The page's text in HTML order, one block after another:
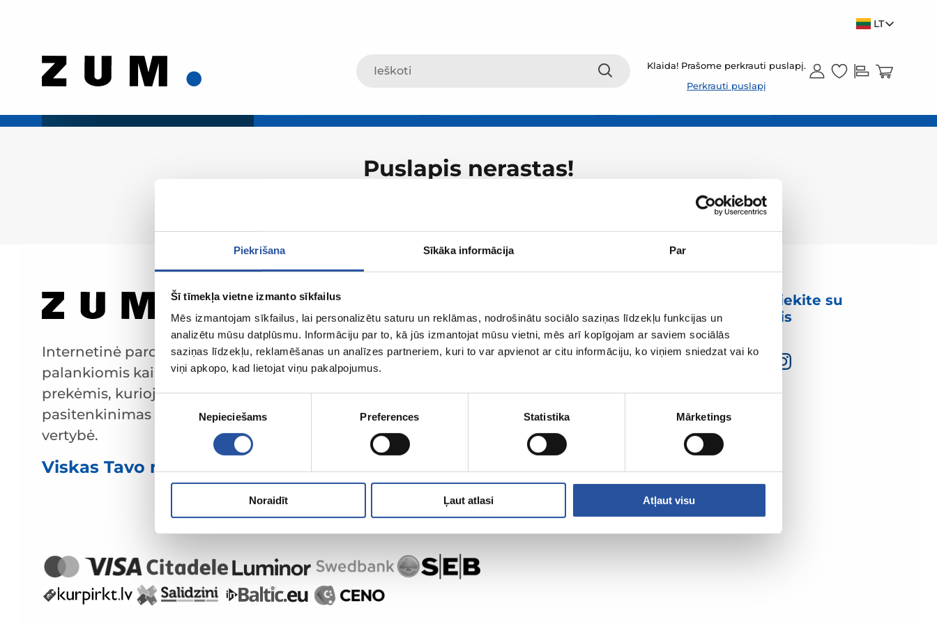
Piekrišana Sīkāka informācija Par
Šī tīmekļa vietne izmanto sīkfailus
Mēs izmantojam sīkfailus, lai personalizētu saturu un reklāmas, nodrošinātu sociālo saziņas līdzekļu funkcijas un
analizētu mūsu datplūsmu. Informāciju par to, kā jūs izmantojat mūsu vietni, mēs arī kopīgojam ar saviem sociālās
saziņas līdzekļu, reklamēšanas un analīzes partneriem, kuri to var apvienot ar citu informāciju, ko viņiem sniedzat vai ko
viņi apkopo, kad lietojat viņu pakalpojumus.
Piekrišanas
Nepieciešams Preferences Statistika Mārketings
Noraidīt Ļaut atlasi Atļaut visu
LT
Klaida! Prašome perkrauti puslapį.
Perkrauti puslapį
Puslapis nerastas!
Internetinė parduotuvė su
palankiomis kainomis ir kokybiškomis
prekėmis, kurioje klientų
pasitenkinimas yra mūsų pagrindinė
vertybė.
Viskas Tavo namams ir sodui!
Susisiekite su
mumis